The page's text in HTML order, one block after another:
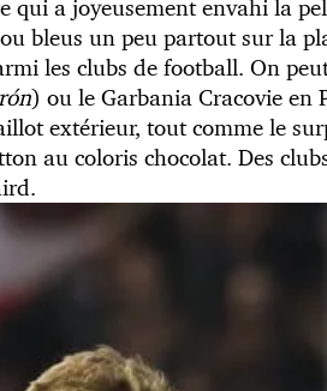
qui a joyeusement envahi la
bleus un peu partout sur la
les clubs de football. On
) ou le Garbania Cracovie en
extérieur, tout comme le
au coloris chocolat. Des